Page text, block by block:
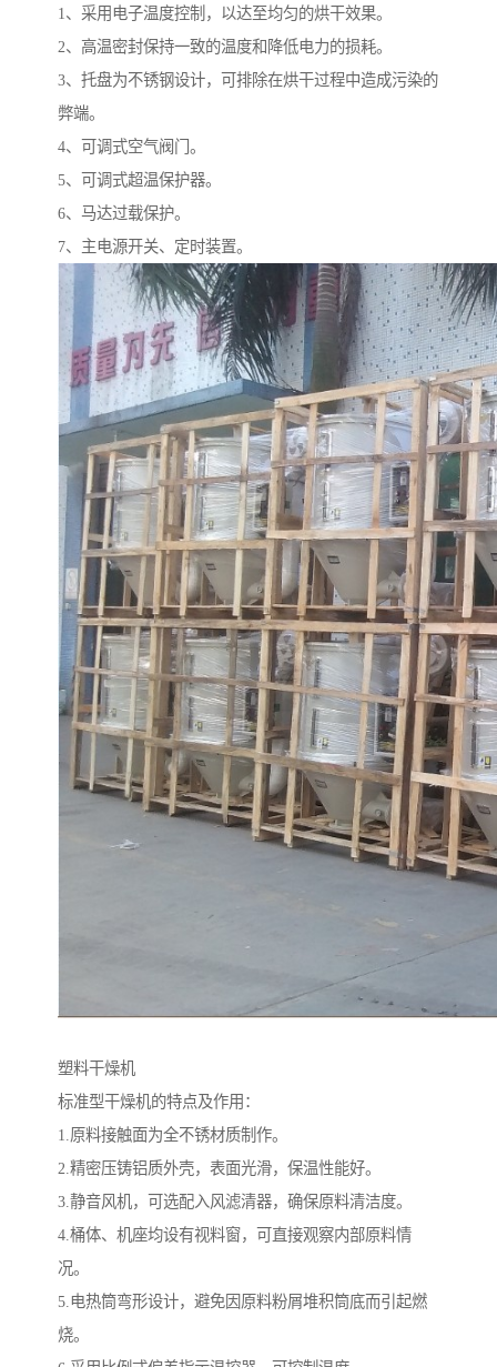
1、采用电子温度控制，以达至均匀的烘干效果。
2、高温密封保持一致的温度和降低电力的损耗。
3、托盘为不锈钢设计，可排除在烘干过程中造成污染的
弊端。
4、可调式空气阀门。
5、可调式超温保护器。
6、马达过载保护。
7、主电源开关、定时装置。
塑料干燥机
标准型干燥机的特点及作用：
1.原料接触面为全不锈材质制作。
2.精密压铸铝质外壳，表面光滑，保温性能好。
3.静音风机，可选配入风滤清器，确保原料清洁度。
4.桶体、机座均设有视料窗，可直接观察内部原料情
况。
5.电热筒弯形设计，避免因原料粉屑堆积筒底而引起燃
烧。